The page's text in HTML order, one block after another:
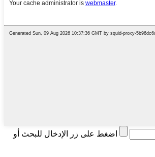
اضغط على زر الإدخال للبحث أو